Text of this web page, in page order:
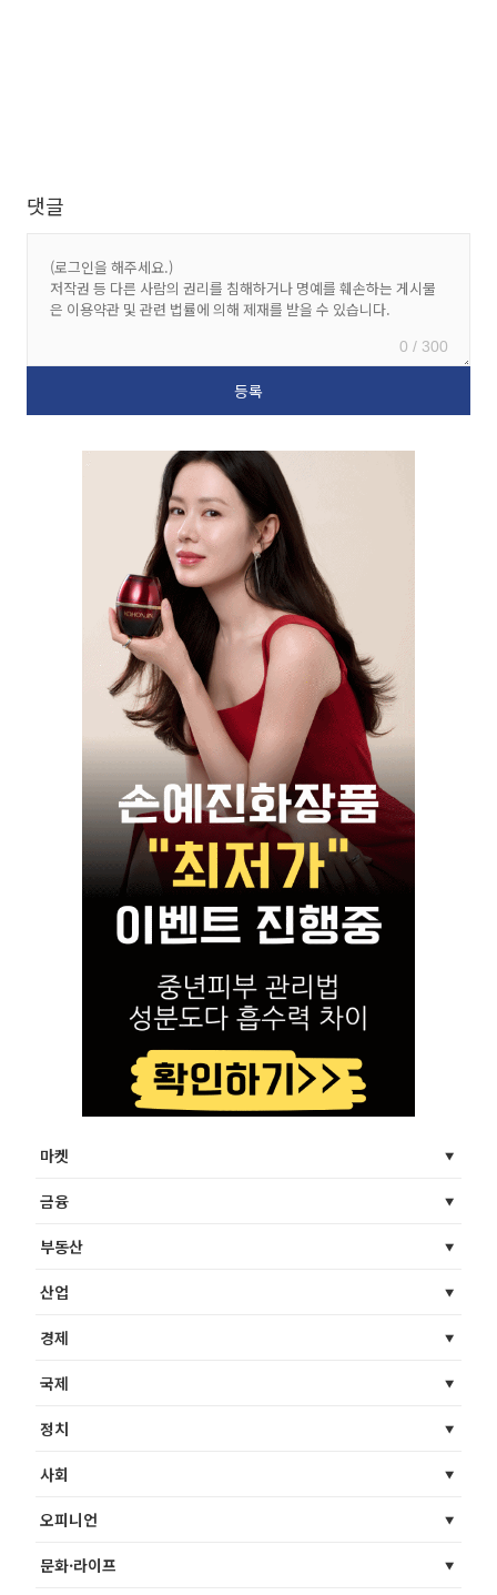
댓글
0 / 300
마켓
금융
부동산
산업
경제
국제
정치
사회
오피니언
문화·라이프